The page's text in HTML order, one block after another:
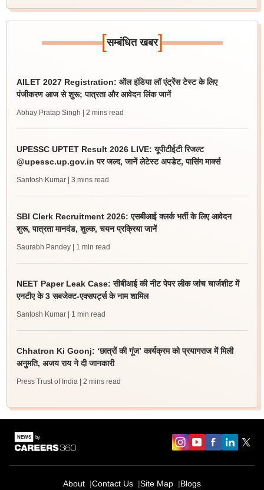
[सम्बंधित खबर]
AILET 2027 Registration: ऑल इंडिया लॉ एंट्रेंस टेस्ट के लिए
पंजीकरण आज से शुरू; पात्रता और आवेदन लिंक जानें
Abhay Pratap Singh | 2 mins read
UPESSC UPTET Result 2026 LIVE: यूपीटीईटी रिजल्ट
@upessc.up.gov.in पर जल्द, जानें लेटेस्ट अपडेट, पासिंग मार्क्स
Santosh Kumar | 3 mins read
SBI Clerk Recruitment 2026: एसबीआई क्लर्क भर्ती के लिए आवेदन
शुरू, पात्रता मानदंड, शुल्क, चयन प्रक्रिया जानें
Saurabh Pandey | 1 min read
NEET Paper Leak Case: सीबीआई की नीट पेपर लीक जांच चार्जशीट में
एनटीए के 3 सबजेक्ट-एक्सपर्ट्स के नाम शामिल
Santosh Kumar | 1 min read
Chhatron Ki Goonj: ‘छात्रों की गूंज’ कार्यक्रम को प्रयागराज में मिली
अनुमति, अजय राय ने दी जानकारी
Press Trust of India | 2 mins read
About Contact Us Site Map Blogs